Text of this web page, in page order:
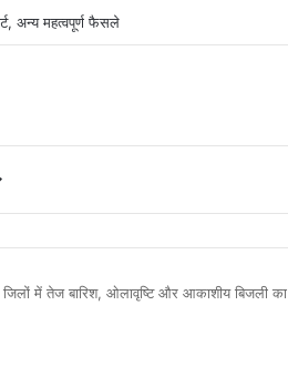
को मिलेगी रफ्तार
में तेज बारिश, ओलावृष्टि और आकाशीय बिजली का